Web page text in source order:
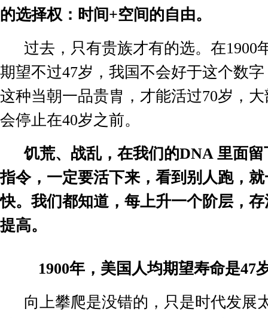
的选择权：时间+空间的自由。
过去，只有贵族才有的选。在1900
期望不过47岁，我国不会好于这个数
这种当朝一品贵胄，才能活过70岁，
会停止在40岁之前。
饥荒、战乱，在我们的DNA 里面留
指令，一定要活下来，看到别人跑，
快。我们都知道，每上升一个阶层，
提高。
1900年，美国人均期望寿命是47
向上攀爬是没错的，只是时代发展